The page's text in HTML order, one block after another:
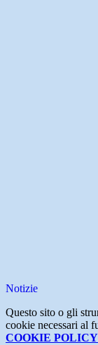
Notizie
Questo sito o gli
cookie necessari al
COOKIE POLICY